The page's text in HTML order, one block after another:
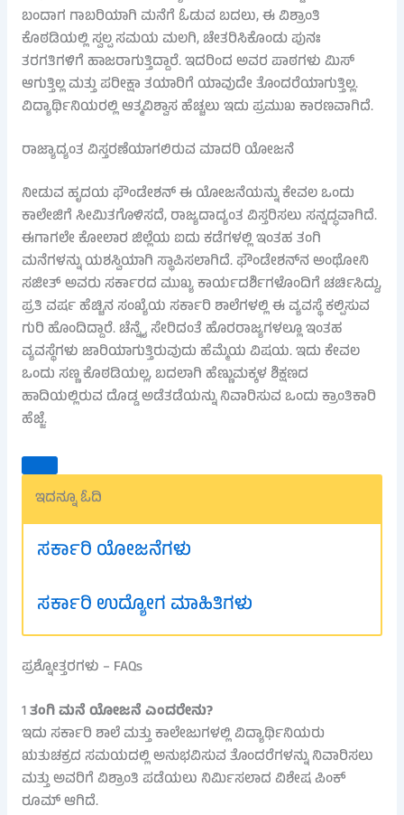
ಬಂದಾಗ ಗಾಬರಿಯಾಗಿ ಮನೆಗೆ ಓಡುವ ಬದಲು, ಈ ವಿಶ್ರಾಂತಿ
ಕೊಠಡಿಯಲ್ಲಿ ಸ್ವಲ್ಪ ಸಮಯ ಮಲಗಿ, ಚೇತರಿಸಿಕೊಂಡು ಪುನಃ
ತರಗತಿಗಳಿಗೆ ಹಾಜರಾಗುತ್ತಿದ್ದಾರೆ. ಇದರಿಂದ ಅವರ ಪಾಠಗಳು ಮಿಸ್
ಆಗುತ್ತಿಲ್ಲ ಮತ್ತು ಪರೀಕ್ಷಾ ತಯಾರಿಗೆ ಯಾವುದೇ ತೊಂದರೆಯಾಗುತ್ತಿಲ್ಲ.
ವಿದ್ಯಾರ್ಥಿನಿಯರಲ್ಲಿ ಆತ್ಮವಿಶ್ವಾಸ ಹೆಚ್ಚಲು ಇದು ಪ್ರಮುಖ ಕಾರಣವಾಗಿದೆ.
ರಾಜ್ಯಾದ್ಯಂತ ವಿಸ್ತರಣೆಯಾಗಲಿರುವ ಮಾದರಿ ಯೋಜನೆ
ನೀಡುವ ಹೃದಯ ಫೌಂಡೇಶನ್ ಈ ಯೋಜನೆಯನ್ನು ಕೇವಲ ಒಂದು
ಕಾಲೇಜಿಗೆ ಸೀಮಿತಗೊಳಿಸದೆ, ರಾಜ್ಯದಾದ್ಯಂತ ವಿಸ್ತರಿಸಲು ಸನ್ನದ್ಧವಾಗಿದೆ.
ಈಗಾಗಲೇ ಕೋಲಾರ ಜಿಲ್ಲೆಯ ಐದು ಕಡೆಗಳಲ್ಲಿ ಇಂತಹ ತಂಗಿ
ಮನೆಗಳನ್ನು ಯಶಸ್ವಿಯಾಗಿ ಸ್ಥಾಪಿಸಲಾಗಿದೆ. ಫೌಂಡೇಶನ್‌ನ ಅಂಥೋನಿ
ಸಜೀತ್ ಅವರು ಸರ್ಕಾರದ ಮುಖ್ಯ ಕಾರ್ಯದರ್ಶಿಗಳೊಂದಿಗೆ ಚರ್ಚಿಸಿದ್ದು,
ಪ್ರತಿ ವರ್ಷ ಹೆಚ್ಚಿನ ಸಂಖ್ಯೆಯ ಸರ್ಕಾರಿ ಶಾಲೆಗಳಲ್ಲಿ ಈ ವ್ಯವಸ್ಥೆ ಕಲ್ಪಿಸುವ
ಗುರಿ ಹೊಂದಿದ್ದಾರೆ. ಚೆನ್ನೈ ಸೇರಿದಂತೆ ಹೊರರಾಜ್ಯಗಳಲ್ಲೂ ಇಂತಹ
ವ್ಯವಸ್ಥೆಗಳು ಜಾರಿಯಾಗುತ್ತಿರುವುದು ಹೆಮ್ಮೆಯ ವಿಷಯ. ಇದು ಕೇವಲ
ಒಂದು ಸಣ್ಣ ಕೊಠಡಿಯಲ್ಲ, ಬದಲಾಗಿ ಹೆಣ್ಣುಮಕ್ಕಳ ಶಿಕ್ಷಣದ
ಹಾದಿಯಲ್ಲಿರುವ ದೊಡ್ಡ ಅಡೆತಡೆಯನ್ನು ನಿವಾರಿಸುವ ಒಂದು ಕ್ರಾಂತಿಕಾರಿ
ಹೆಜ್ಜೆ.
ಇದನ್ನೂ ಓದಿ
ಸರ್ಕಾರಿ ಯೋಜನೆಗಳು
ಸರ್ಕಾರಿ ಉದ್ಯೋಗ ಮಾಹಿತಿಗಳು
ಪ್ರಶ್ನೋತ್ತರಗಳು – FAQs
1ತಂಗಿ ಮನೆ ಯೋಜನೆ ಎಂದರೇನು?
ಇದು ಸರ್ಕಾರಿ ಶಾಲೆ ಮತ್ತು ಕಾಲೇಜುಗಳಲ್ಲಿ ವಿದ್ಯಾರ್ಥಿನಿಯರು
ಋತುಚಕ್ರದ ಸಮಯದಲ್ಲಿ ಅನುಭವಿಸುವ ತೊಂದರೆಗಳನ್ನು ನಿವಾರಿಸಲು
ಮತ್ತು ಅವರಿಗೆ ವಿಶ್ರಾಂತಿ ಪಡೆಯಲು ನಿರ್ಮಿಸಲಾದ ವಿಶೇಷ ಪಿಂಕ್
ರೂಮ್ ಆಗಿದೆ.